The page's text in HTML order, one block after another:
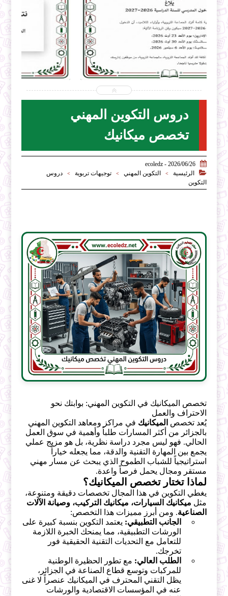
2026-07-31
ecoledz.net
شاهد الموضوع
دروس التكوين المهني
تخصص ميكانيك

2026/06/26 - ecoledz

الرئيسية > التكوين المهني > توجيهات تربوية >
دروس
التكوين
تخصص الميكانيك في التكوين المهني: بوابتك نحو
الاحتراف والعمل
يُعد تخصص الميكانيك في مراكز ومعاهد التكوين المهني
بالجزائر من أكثر المسارات طلباً وأهمية في سوق العمل
الحالي. فهو ليس مجرد دراسة نظرية، بل هو مزيج عملي
يجمع بين المهارة التقنية والدقة، مما يجعله خياراً
استراتيجياً للشباب الطموح الذي يبحث عن مسار مهني
مستقر ومجال يحمل فرصاً واعدة.
لماذا تختار تخصص الميكانيك؟
يغطي التكوين في هذا المجال تخصصات دقيقة ومتنوعة،
مثل ميكانيك السيارات، ميكانيك التركيب، وصيانة الآلات
الصناعية. ومن أبرز مميزات هذا التخصص:
الجانب التطبيقي: يعتمد التكوين بنسبة كبيرة على
الورشات التطبيقية، مما يمنحك الخبرة اللازمة
للتعامل مع التحديات التقنية الحقيقية فور
تخرجك.
الطلب العالي: مع تطور الحظيرة الوطنية
للمركبات وتوسع قطاع الصناعة في الجزائر،
يظل التقني المحترف في الميكانيك عنصراً لا غنى
عنه في المؤسسات الاقتصادية والورشات